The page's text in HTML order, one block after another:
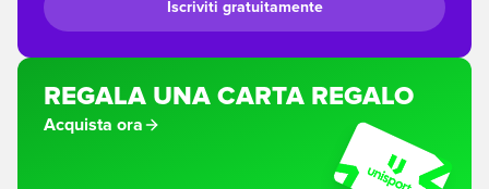
Iscriviti gratuitamente
REGALA UNA CARTA REGALO
Acquista ora